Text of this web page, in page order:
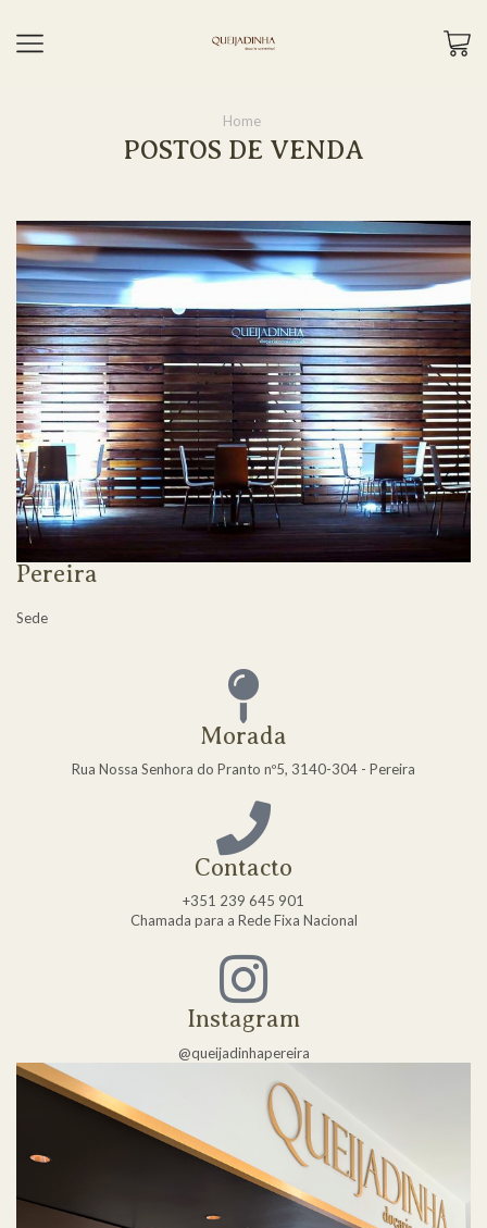
Home
POSTOS DE VENDA
Pereira
Sede
Morada
Rua Nossa Senhora do Pranto nº5, 3140-304 - Pereira
Contacto
+351 239 645 901
Chamada para a Rede Fixa Nacional
Instagram
@queijadinhapereira